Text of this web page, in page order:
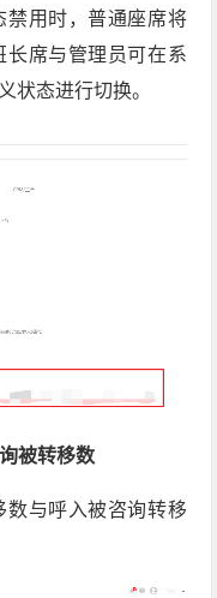
禁用时，普通座席将
长席与管理员可在系
状态进行切换。
被转移数
数与呼入被咨询转移